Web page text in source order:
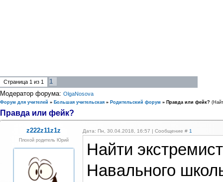
Страница 1 из 1
1
Модератор форума: OlgaNosova
Форум для учителей » Большая учительская » Родительский форум » Правда или фейк?
Правда или фейк?
z222z11z1z Дата: Пн, 30.04.2018, 16:57 | Сообщение # 1
Плохой родитель Юрий
Найти
Навального